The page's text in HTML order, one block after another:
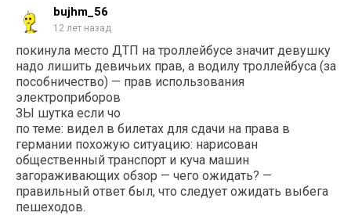
bujhm_56
12 лет назад
покинула место ДТП на троллейбусе значит девушку
надо лишить девичьих прав, а водилу троллейбуса (за
пособничество) — прав использования
электроприборов
ЗЫ шутка если чо
по теме: видел в билетах для сдачи на права в
германии похожую ситуацию: нарисован
общественный транспорт и куча машин
загораживающих обзор — чего ожидать? —
правильный ответ был, что следует ожидать выбега
пешеходов.